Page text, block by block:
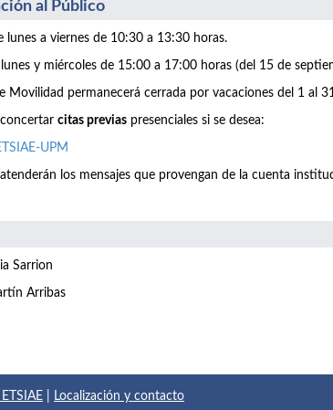
al Público
lunes a viernes de 10:30 a 13:30 horas.
y miércoles de 15:00 a 17:00 horas (del 15 de
Movilidad permanecerá cerrada por vacaciones del 1 al
citas previas presenciales si se desea:
UPM
los mensajes que provengan de la cuenta
Sarrion
Arribas
Localización y contacto